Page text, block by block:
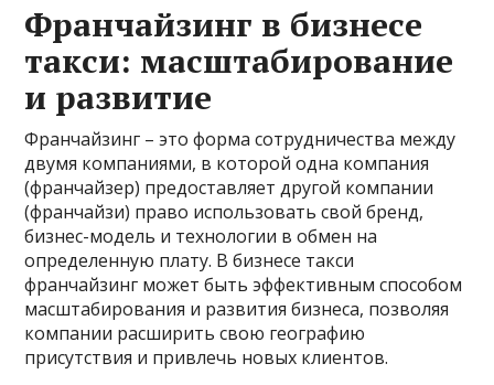
Франчайзинг в бизнесе
такси: масштабирование
и развитие
Франчайзинг – это форма сотрудничества между
двумя компаниями, в которой одна компания
(франчайзер) предоставляет другой компании
(франчайзи) право использовать свой бренд,
бизнес-модель и технологии в обмен на
определенную плату. В бизнесе такси
франчайзинг может быть эффективным способом
масштабирования и развития бизнеса, позволяя
компании расширить свою географию
присутствия и привлечь новых клиентов.